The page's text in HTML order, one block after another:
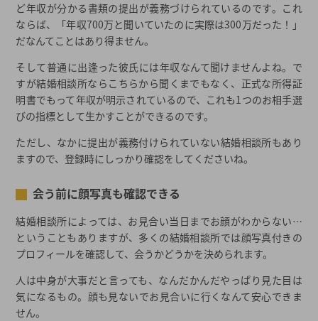
ど年収が分かる書類の提出が義務づけられているのです。これ
ならば、「年収700万と聞いていたのに実際は300万だった！」
だなんてことはあり得ません。
そして普通に出逢った彼氏には年収なんて聞けませんよね。で
すが結婚相談所ならこちらから聞くまでもなく、正式な所得証
明書でもって年収が明示されているので、これも1つのお相手選
びの指標として生かすことができるのです。
ただし、なかに提出が義務付けられていない結婚相談所もあり
ますので、登録時にしっかり確認をしてくださいね。
会う前に顔写真も確認できる
結婚相談所によっては、お見合い当日までお顔がわからない…
ということもありますが、多くの結婚相談所では顔写真付きの
プロフィールを確認して、会うかどうかを決められます。
人は中身が大事だと言っても、なんだかんだやっぱり見た目は
気になるもの。顔も見ないでお見合いに行くなんて安心できま
せん。